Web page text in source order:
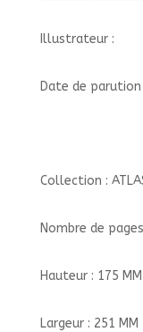
Illustrateur :
Date de
Collection :
Nombre de
Hauteur : 175 MM
Largeur : 251 MM